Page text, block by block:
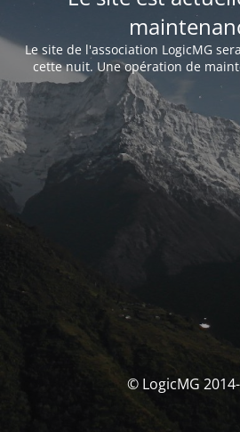
Le site de l'association LogicMG
cette nuit. Une opération de
© LogicMG